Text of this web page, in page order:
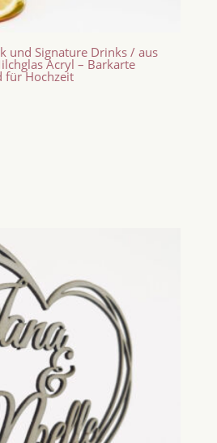
und Signature Drinks / aus
Acryl – Barkarte
für Hochzeit